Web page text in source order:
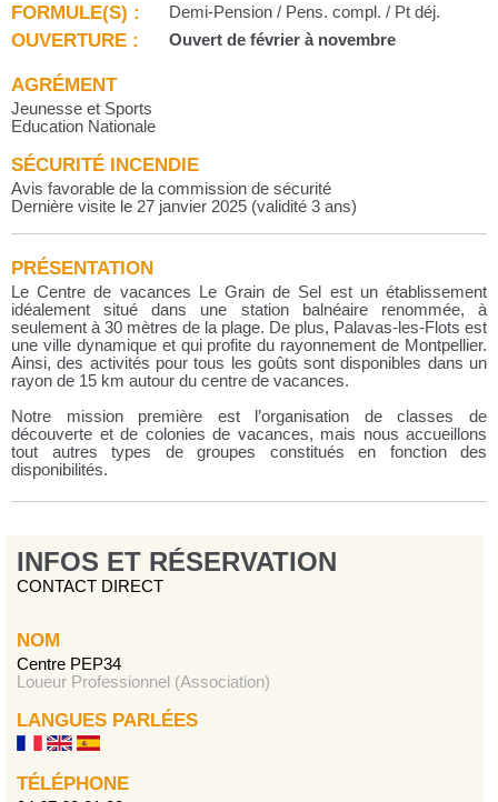
FORMULE(S) : Demi-Pension / Pens. compl. / Pt déj.
OUVERTURE : Ouvert de février à novembre
AGRÉMENT
Jeunesse et Sports
Education Nationale
SÉCURITÉ INCENDIE
Avis favorable de la commission de sécurité
Dernière visite le 27 janvier 2025 (validité 3 ans)
PRÉSENTATION
Le Centre de vacances Le Grain de Sel est un établissement
idéalement situé dans une station balnéaire renommée, à
seulement à 30 mètres de la plage. De plus, Palavas-les-Flots est
une ville dynamique et qui profite du rayonnement de Montpellier.
Ainsi, des activités pour tous les goûts sont disponibles dans un
rayon de 15 km autour du centre de vacances.
Notre mission première est l’organisation de classes de
découverte et de colonies de vacances, mais nous accueillons
tout autres types de groupes constitués en fonction des
disponibilités.
INFOS ET RÉSERVATION
CONTACT DIRECT
NOM
Centre PEP34
Loueur Professionnel (Association)
LANGUES PARLÉES
TÉLÉPHONE